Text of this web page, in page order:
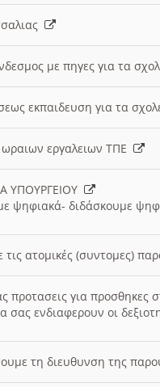
με πηγες για τα
εκπαιδευση για τα
εργαλειων ΤΠΕ
ΥΠΟΥΡΓΕΙΟΥ
ψηφιακά- διδάσκουμε
τις ατομικές (συντομες)
προτασεις για
σας ενδιαφερουν οι
τη διευθυνση της